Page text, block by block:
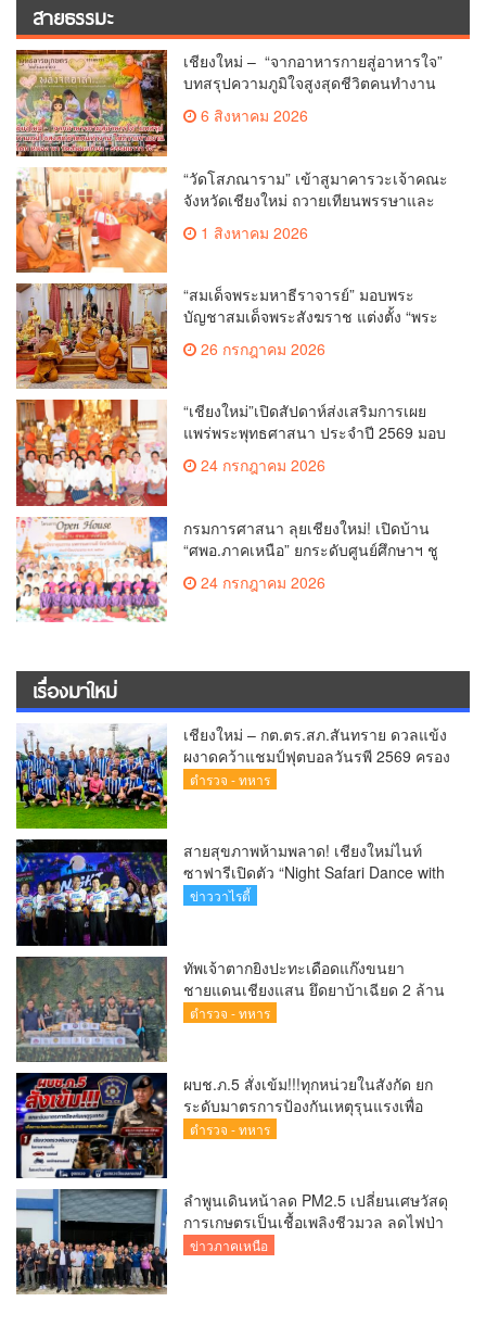
สายธรรมะ
เชียงใหม่ – “จากอาหารกายสู่อาหารใจ”
บทสรุปความภูมิใจสูงสุดชีวิตคนทำงาน
ได้ถวายรายงาน “โคก หนอง นา วัดสันมะ
เกี๋ยง – ธรรมนาวา วัง”
6 สิงหาคม 2026
“วัดโสภณาราม” เข้าสูมาคารวะเจ้าคณะ
จังหวัดเชียงใหม่ ถวายเทียนพรรษาและ
1 สิงหาคม 2026
“สมเด็จพระมหาธีราจารย์” มอบพระ
บัญชาสมเด็จพระสังฆราช แต่งตั้ง “พระ
ราชปัญญาเวที” เป็นรองเจ้าคณะจังหวัด
เชียงใหม่
26 กรกฎาคม 2026
“เชียงใหม่”เปิดสัปดาห์ส่งเสริมการเผย
แพร่พระพุทธศาสนา ประจำปี 2569 มอบ
เกียรติบัตรและรางวัลเชิดชูผู้ทำคุณ
ประโยชน์แก่พระพุทธศาสนา
24 กรกฎาคม 2026
กรมการศาสนา ลุยเชียงใหม่! เปิดบ้าน
“ศพอ.ภาคเหนือ” ยกระดับศูนย์ศึกษาฯ ชู
24 กรกฎาคม 2026
เรื่องมาใหม่
เชียงใหม่ – กต.ตร.สภ.สันทราย ดวลแข้ง
ผงาดคว้าแชมป์ฟุตบอลวันรพี 2569 ครอง
ถ้วยเกียรติยศประธานศาลฎีกา
ตำรวจ - ทหาร
สายสุขภาพห้ามพลาด! เชียงใหม่ไนท์
ซาฟารีเปิดตัว “Night Safari Dance with
the Wild” ชวนเต้นออกกำลังกาย สัมผัส
ข่าววาไรตี้
ทัพเจ้าตากยิงปะทะเดือดแก๊งขนยา
ชายแดนเชียงแสน ยึดยาบ้าเฉียด 2 ล้าน
เม็ด ซุกกระสอบฟางหนีมืด
ตำรวจ - ทหาร
ผบช.ภ.5 สั่งเข้ม!!!ทุกหน่วยในสังกัด ยก
ระดับมาตรการป้องกันเหตุรุนแรงเพื่อ
ความปลอดภัยของประชาชนและสถาน
ตำรวจ - ทหาร
ลำพูนเดินหน้าลด PM2.5 เปลี่ยนเศษวัสดุ
การเกษตรเป็นเชื้อเพลิงชีวมวล ลดไฟป่า
สร้างรายได้ชุมชน
ข่าวภาคเหนือ